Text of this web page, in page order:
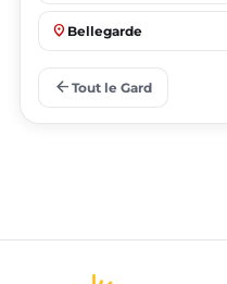
place Bellegarde
place
arrow_back Tout le Gard